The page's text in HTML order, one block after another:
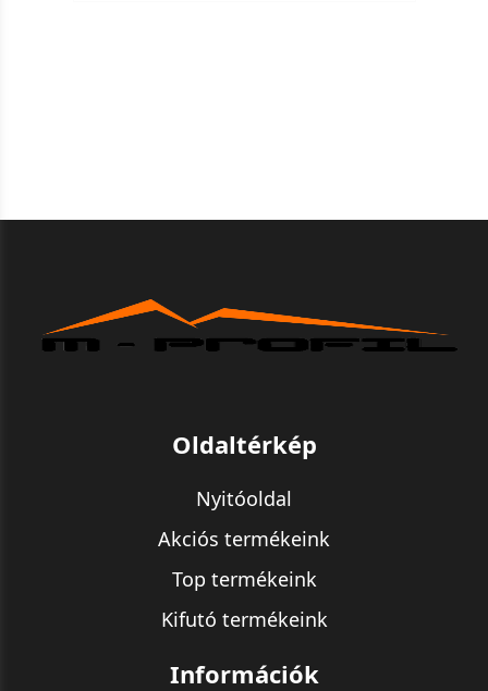
Oldaltérkép
Nyitóoldal
Akciós termékeink
Top termékeink
Kifutó termékeink
Információk